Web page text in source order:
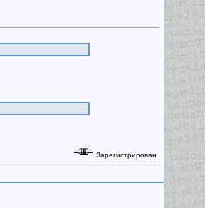
Зарегистрирован